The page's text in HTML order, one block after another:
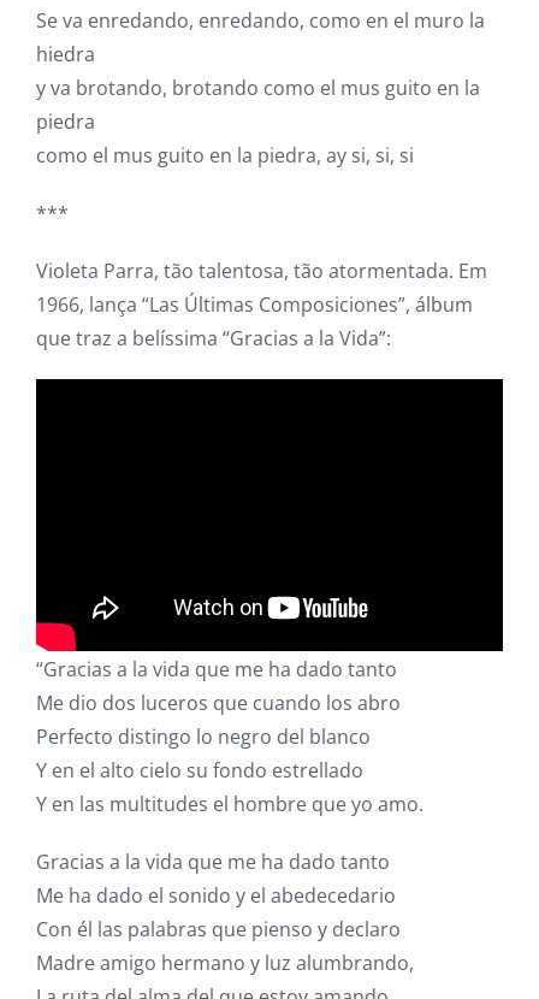
Se va enredando, enredando, como en el muro la
hiedra
y va brotando, brotando como el mus guito en la
piedra
como el mus guito en la piedra, ay si, si, si
***
Violeta Parra, tão talentosa, tão atormentada. Em
1966, lança “Las Últimas Composiciones”, álbum
que traz a belíssima “Gracias a la Vida”:
“Gracias a la vida que me ha dado tanto
Me dio dos luceros que cuando los abro
Perfecto distingo lo negro del blanco
Y en el alto cielo su fondo estrellado
Y en las multitudes el hombre que yo amo.
Gracias a la vida que me ha dado tanto
Me ha dado el sonido y el abedecedario
Con él las palabras que pienso y declaro
Madre amigo hermano y luz alumbrando,